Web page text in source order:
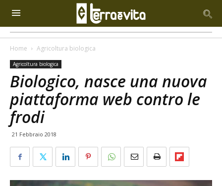
Home Agricoltura biologica
Agricoltura biologica
Biologico, nasce una nuova
piattaforma web contro le
frodi
21 Febbraio 2018